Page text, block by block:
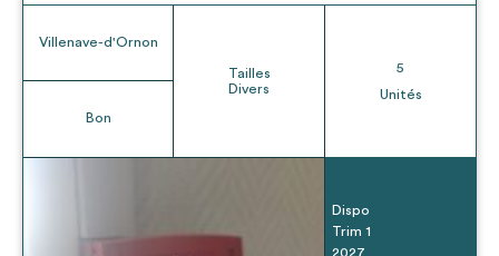
Villenave-d'Ornon
Bon
Tailles
Divers
5
Unités
Dispo
Trim 1
2027